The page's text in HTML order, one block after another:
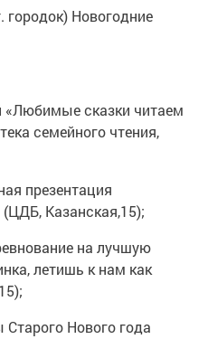
городок) Новогодние
«Любимые сказки читаем
семейного чтения,
презентация
Казанская,15);
на лучшую
летишь к нам как
Старого Нового года